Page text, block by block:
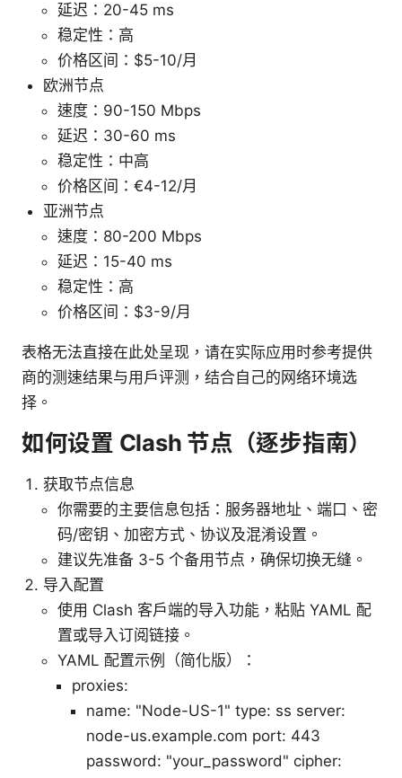
延迟：20-45 ms
稳定性：高
价格区间：$5-10/月
欧洲节点
速度：90-150 Mbps
延迟：30-60 ms
稳定性：中高
价格区间：€4-12/月
亚洲节点
速度：80-200 Mbps
延迟：15-40 ms
稳定性：高
价格区间：$3-9/月
表格无法直接在此处呈现，请在实际应用时参考提供
商的测速结果与用户评测，结合自己的网络环境选
择。
如何设置 Clash 节点（逐步指南）
获取节点信息
你需要的主要信息包括：服务器地址、端口、密
码/密钥、加密方式、协议及混淆设置。
建议先准备 3-5 个备用节点，确保切换无缝。
导入配置
使用 Clash 客户端的导入功能，粘贴 YAML 配
置或导入订阅链接。
YAML 配置示例（简化版）：
proxies:
name: "Node-US-1" type: ss server:
node-us.example.com port: 443
password: "your_password" cipher: